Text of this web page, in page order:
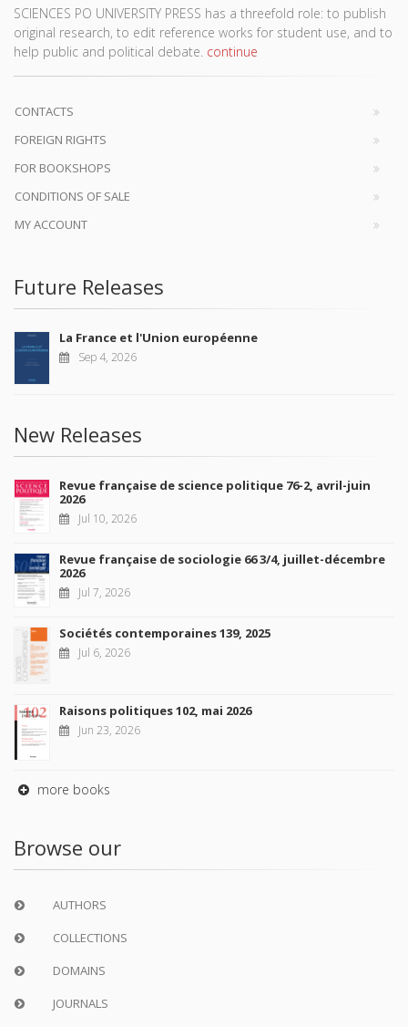
SCIENCES PO UNIVERSITY PRESS has a threefold role: to publish
original research, to edit reference works for student use, and to
help public and political debate. continue
CONTACTS
FOREIGN RIGHTS
FOR BOOKSHOPS
CONDITIONS OF SALE
MY ACCOUNT
Future Releases
La France et l'Union européenne
Sep 4, 2026
New Releases
Revue française de science politique 76-2, avril-juin
2026
Jul 10, 2026
Revue française de sociologie 66 3/4, juillet-décembre
2026
Jul 7, 2026
Sociétés contemporaines 139, 2025
Jul 6, 2026
Raisons politiques 102, mai 2026
Jun 23, 2026
more books
Browse our
AUTHORS
COLLECTIONS
DOMAINS
JOURNALS